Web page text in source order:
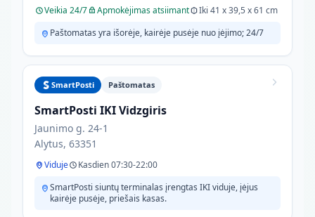
Veikia 24/7 Apmokėjimas atsiimant
Iki 41 x 39,5 x 61 cm
Paštomatas yra išorėje, kairėje pusėje nuo įėjimo; 24/7
SmartPosti Paštomatas
SmartPosti IKI Vidzgiris
Jaunimo g. 24-1
Alytus, 63351
Viduje
Kasdien 07:30-22:00
SmartPosti siuntų terminalas įrengtas IKI viduje, įėjus
kairėje pusėje, priešais kasas.